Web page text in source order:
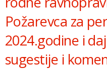
Požarevca za
2024.godine i
sugestije i